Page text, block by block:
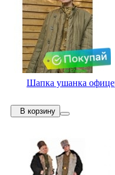
Шапка ушанка
В корзину